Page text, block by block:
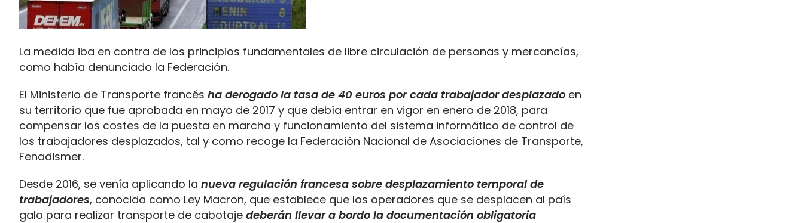
La medida iba en contra de los principios fundamentales de libre circulación de personas y mercancías,
como había denunciado la Federación.
El Ministerio de Transporte francés ha derogado la tasa de 40 euros por cada trabajador desplazado en
su territorio que fue aprobada en mayo de 2017 y que debía entrar en vigor en enero de 2018, para
compensar los costes de la puesta en marcha y funcionamiento del sistema informático de control de
los trabajadores desplazados, tal y como recoge la Federación Nacional de Asociaciones de Transporte,
Fenadismer.
Desde 2016, se venía aplicando la nueva regulación francesa sobre desplazamiento temporal de
trabajadores, conocida como Ley Macron, que establece que los operadores que se desplacen al país
galo para realizar transporte de cabotaje deberán llevar a bordo la documentación obligatoria